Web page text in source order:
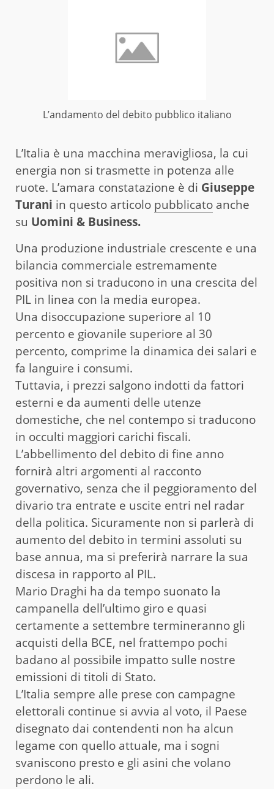
L’andamento del debito pubblico italiano
L’Italia è una macchina meravigliosa, la cui
energia non si trasmette in potenza alle
ruote. L’amara constatazione è di Giuseppe
Turani in questo articolo pubblicato anche
su Uomini & Business.
Una produzione industriale crescente e una
bilancia commerciale estremamente
positiva non si traducono in una crescita del
PIL in linea con la media europea.
Una disoccupazione superiore al 10
percento e giovanile superiore al 30
percento, comprime la dinamica dei salari e
fa languire i consumi.
Tuttavia, i prezzi salgono indotti da fattori
esterni e da aumenti delle utenze
domestiche, che nel contempo si traducono
in occulti maggiori carichi fiscali.
L’abbellimento del debito di fine anno
fornirà altri argomenti al racconto
governativo, senza che il peggioramento del
divario tra entrate e uscite entri nel radar
della politica. Sicuramente non si parlerà di
aumento del debito in termini assoluti su
base annua, ma si preferirà narrare la sua
discesa in rapporto al PIL.
Mario Draghi ha da tempo suonato la
campanella dell’ultimo giro e quasi
certamente a settembre termineranno gli
acquisti della BCE, nel frattempo pochi
badano al possibile impatto sulle nostre
emissioni di titoli di Stato.
L’Italia sempre alle prese con campagne
elettorali continue si avvia al voto, il Paese
disegnato dai contendenti non ha alcun
legame con quello attuale, ma i sogni
svaniscono presto e gli asini che volano
perdono le ali.